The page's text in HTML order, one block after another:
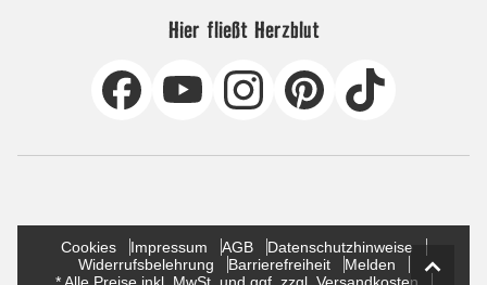
Hier fließt Herzblut
Cookies Impressum AGB
Datenschutzhinweise
Widerrufsbelehrung
Barrierefreiheit
Melden